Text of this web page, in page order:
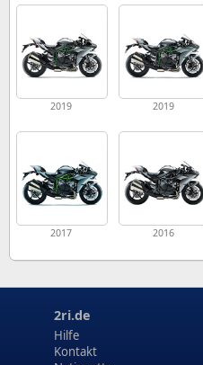
2019 2019
2017 2016
2ri.de
Hilfe
Kontakt